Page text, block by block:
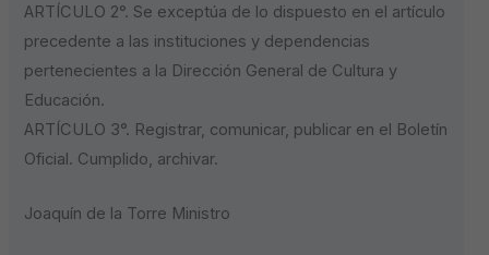
ARTÍCULO 2°. Se exceptúa de lo dispuesto en el artículo
precedente a las instituciones y dependencias
pertenecientes a la Dirección General de Cultura y
Educación.
ARTÍCULO 3°. Registrar, comunicar, publicar en el Boletín
Oficial. Cumplido, archivar.
Joaquín de la Torre Ministro